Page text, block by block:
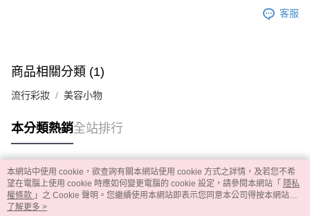
客服
商品相關分類 (1)
流行彩妝 美容小物
本分類熱銷全站排行
熱門標籤
本網站中使用 cookie，欲查詢有關本網站使用 cookie 方式之詳情，及若您不希
望在電腦上使用 cookie 時應如何變更電腦的 cookie 設定，請參閱本網站「 隱私
權條款 」之 Cookie 聲明。您繼續使用本網站即表示您同意本公司得按本網站使
用條款之 Cookie 聲明使用 cookie。
了解更多 >